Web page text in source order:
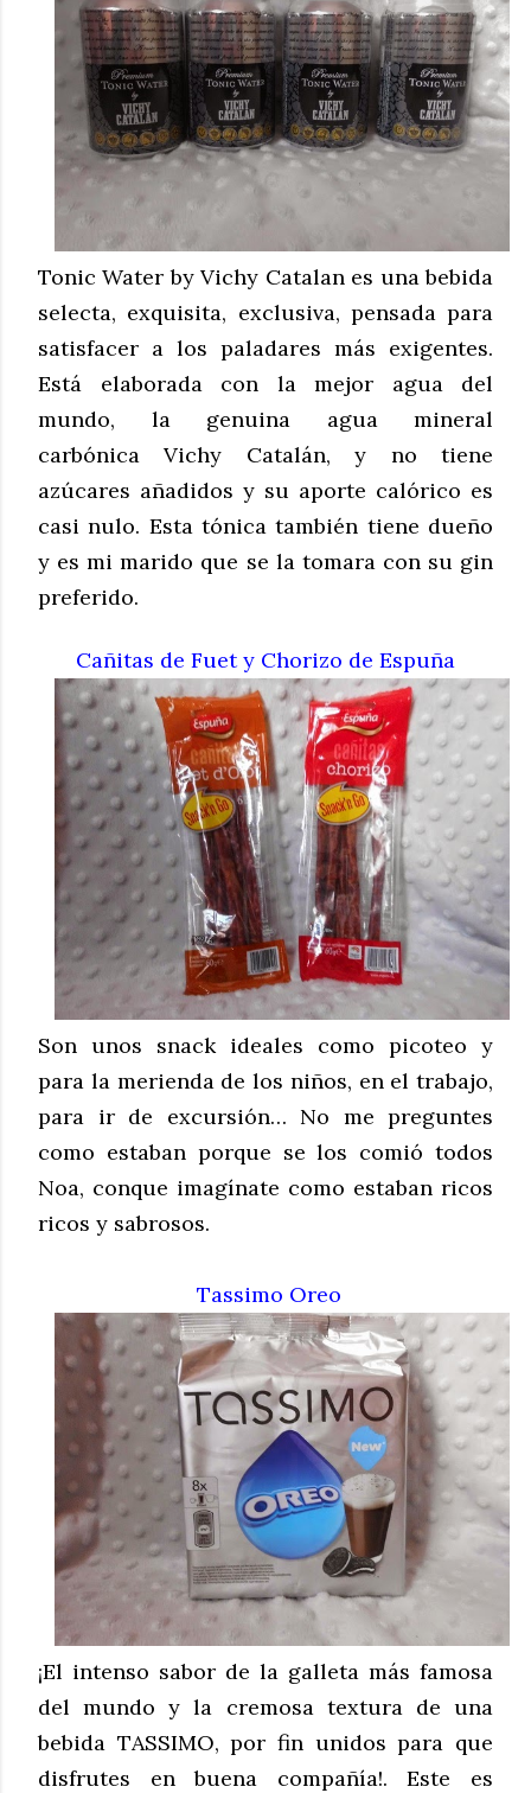
Tonic Water by Vichy Catalan es una bebida
selecta, exquisita, exclusiva, pensada para
satisfacer a los paladares más exigentes.
Está elaborada con la mejor agua del
mundo, la genuina agua mineral
carbónica Vichy Catalán, y no tiene
azúcares añadidos y su aporte calórico es
casi nulo. Esta tónica también tiene dueño
y es mi marido que se la tomara con su gin
preferido.
Cañitas de Fuet y Chorizo de Espuña
Son unos snack ideales como picoteo y
para la merienda de los niños, en el trabajo,
para ir de excursión… No me preguntes
como estaban porque se los comió todos
Noa, conque imagínate como estaban ricos
ricos y sabrosos.
Tassimo Oreo
¡El intenso sabor de la galleta más famosa
del mundo y la cremosa textura de una
bebida TASSIMO, por fin unidos para que
disfrutes en buena compañía!. Este es